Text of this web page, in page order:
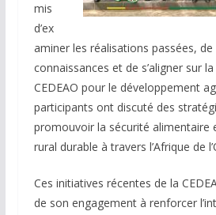
mis
d’ex
aminer les réalisations passées,
connaissances et de s’aligner sur
CEDEAO pour le développement
participants ont discuté des
promouvoir la sécurité alimentaire
rural durable à travers l’Afrique de
Ces initiatives récentes de la
de son engagement à renforcer